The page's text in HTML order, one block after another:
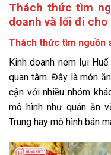
Thách thức tìm
doanh và lối đi cho
Thách thức tìm nguồn
Kinh doanh nem lụi
quan tâm. Đây là món
cận với nhiều nhóm
mô hình như quán ăn
Trung hay mô hình bán